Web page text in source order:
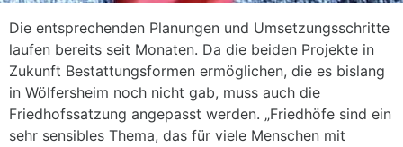
Die entsprechenden Planungen und Umsetzungsschritte
laufen bereits seit Monaten. Da die beiden Projekte in
Zukunft Bestattungsformen ermöglichen, die es bislang
in Wölfersheim noch nicht gab, muss auch die
Friedhofssatzung angepasst werden. „Friedhöfe sind ein
sehr sensibles Thema, das für viele Menschen mit